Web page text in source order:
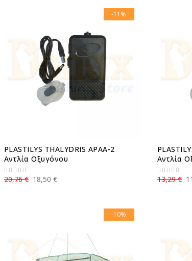
-11%
PLASTILYS THALYDRIS APAA-2
Αντλία Οξυγόνου
18,50 €
20,76 €
Αντλία
13,29 €
-10%